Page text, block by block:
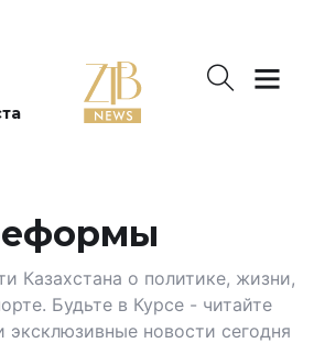
Казахстана о политике, жизни,
Будьте в Курсе - читайте
новости сегодня